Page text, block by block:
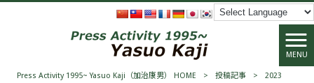
MENU
Press Activity 1995~ Yasuo Kaji（加治康男） HOME > 投稿記事 > 2023